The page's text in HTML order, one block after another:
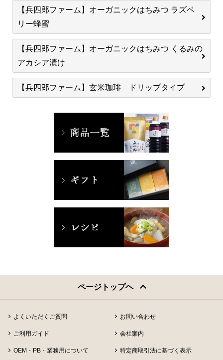
【兵四郎ファーム】オーガニックはちみつ ラズベ
リー蜂蜜
【兵四郎ファーム】オーガニックはちみつ くるみの
アカシア漬け
【兵四郎ファーム】玄米珈琲 ドリップタイプ
ページトップヘ
よくいただくご質問 お問い合わせ
ご利用ガイド 会社案内
OEM・PB・業務用について 特定商取引法に基づく表示